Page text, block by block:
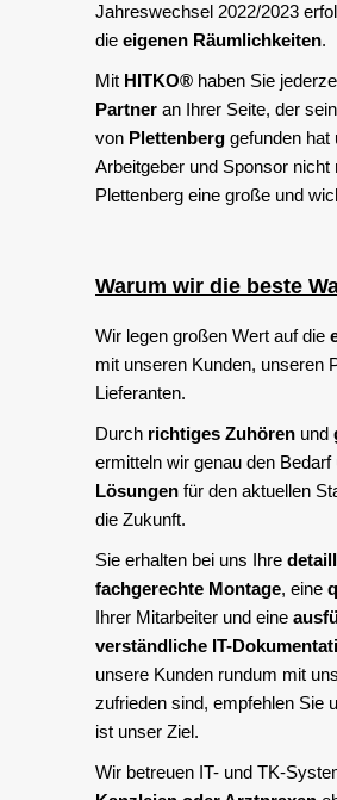
Jahreswechsel 2022/2023
die eigenen Räumlichkeiten.
Mit HITKO® haben Sie
Partner an Ihrer Seite, der
von Plettenberg gefunden hat
Arbeitgeber und Sponsor
Plettenberg eine große und
Warum wir die beste
Wir legen großen Wert auf die
mit unseren Kunden, unseren
Lieferanten.
Durch richtiges Zuhören und
ermitteln wir genau den Bedarf
Lösungen für den aktuellen
die Zukunft.
Sie erhalten bei uns Ihre
fachgerechte Montage, eine
Ihrer Mitarbeiter und eine
verständliche IT-
unsere Kunden rundum mit
zufrieden sind, empfehlen Sie
ist unser Ziel.
Wir betreuen IT- und TK-